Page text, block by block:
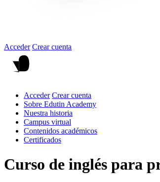
Acceder Crear cuenta
Acceder Crear cuenta
Sobre Edutin Academy
Nuestra historia
Campus virtual
Contenidos académicos
Certificados
Curso de inglés para